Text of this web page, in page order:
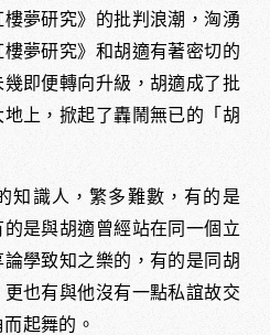
夢研究》的批判浪潮，洶湧
夢研究》和胡適有著密切的
即便轉向升級，胡適成了批
上，掀起了轟鬧無已的「胡
知識人，繁多難數，有的是
是與胡適曾經站在同一個立
學致知之樂的，有的是同胡
也有與他沒有一點私誼故交
起舞的。